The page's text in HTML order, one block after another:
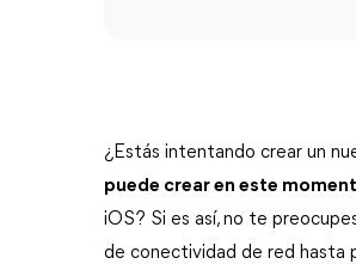
¿Estás intentando crear un
puede crear en este
iOS? Si es así, no te
de conectividad de red hasta